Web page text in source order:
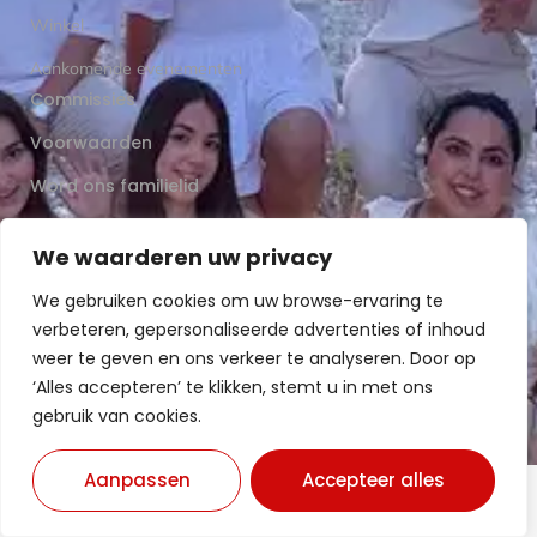
We waarderen uw privacy
We gebruiken cookies om uw browse-ervaring te
verbeteren, gepersonaliseerde advertenties of inhoud
weer te geven en ons verkeer te analyseren. Door op
‘Alles accepteren’ te klikken, stemt u in met ons
gebruik van cookies.
Aanpassen Accepteer alles
Winkel
Aankomende evenementen
Commissies
Voorwaarden
Word ons familielid
Stel ons een vraag